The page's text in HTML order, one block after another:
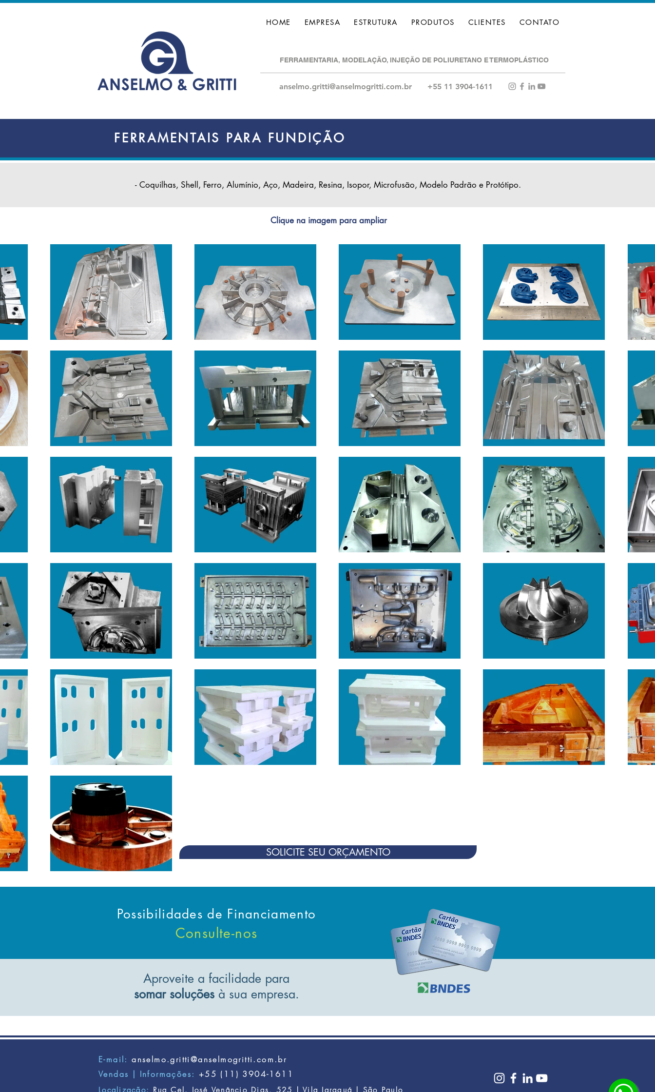
HOME EMPRESA ESTRUTURA PRODUTOS CLIENTES CONTATO
FERRAMENTARIA, MODELAÇÃO, INJEÇÃO DE POLIURETANO E TERMOPLÁSTICO
anselmo.gritti@anselmogritti.com.br +55 11 3904-1611
FERRAMENTAIS PARA FUNDIÇÃO
- Coquilhas, Shell, Ferro, Alumínio, Aço, Madeira, Resina, Isopor, Microfusão, Modelo Padrão e Protótipo.
Clique na imagem para ampliar
SOLICITE SEU ORÇAMENTO
Possibilidades de Financiamento
Consulte-nos
Aproveite a facilidade para
somar soluçõesà sua empresa.
E-mail: anselmo.gritti@anselmogritti.com.br
Vendas | Informações: +55 (11) 3904-1611
Localização: Rua Cel. José Venâncio Dias, 525 | Vila Jaraguá | São Paulo